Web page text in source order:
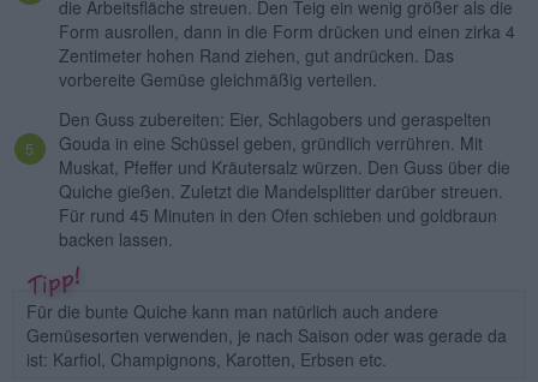
die Arbeitsfläche streuen. Den Teig ein wenig größer als die
Form ausrollen, dann in die Form drücken und einen zirka 4
Zentimeter hohen Rand ziehen, gut andrücken. Das
vorbereite Gemüse gleichmäßig verteilen.
Den Guss zubereiten: Eier, Schlagobers und geraspelten
Gouda in eine Schüssel geben, gründlich verrühren. Mit
Muskat, Pfeffer und Kräutersalz würzen. Den Guss über die
Quiche gießen. Zuletzt die Mandelsplitter darüber streuen.
Für rund 45 Minuten in den Ofen schieben und goldbraun
backen lassen.
Für die bunte Quiche kann man natürlich auch andere
Gemüsesorten verwenden, je nach Saison oder was gerade da
ist: Karfiol, Champignons, Karotten, Erbsen etc.